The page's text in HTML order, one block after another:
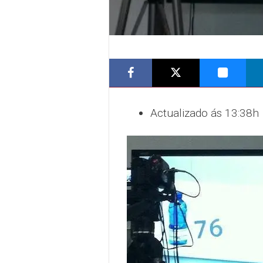
Actualizado ás 13:38h